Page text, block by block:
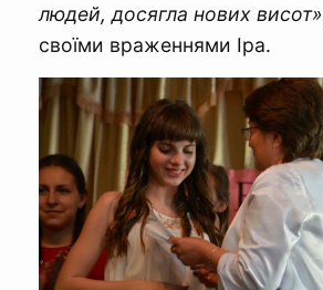
людей, досягла нових висот»
своїми враженнями Іра.